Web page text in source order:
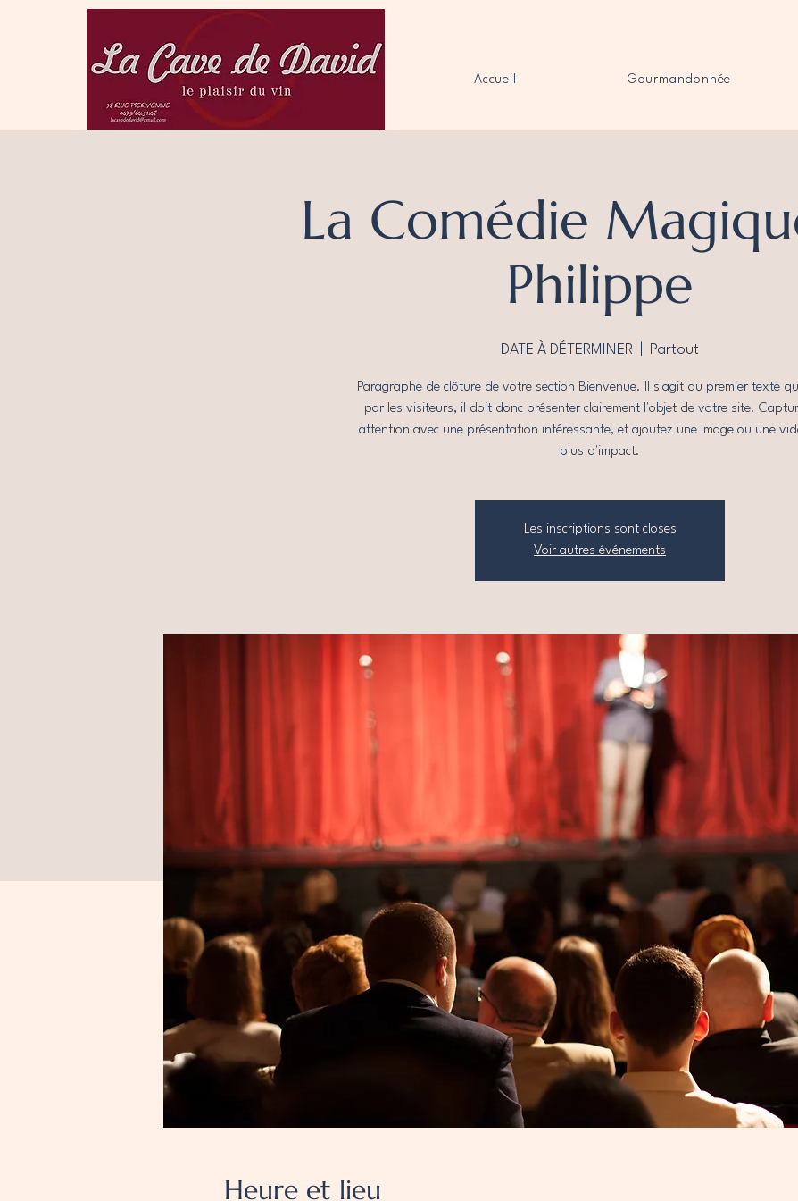
Accueil Gourmandonnée
La Comédie
Philippe
DATE À DÉTERMINER Partout
Paragraphe de clôture de votre section Bienvenue. Il s'agit du premier texte
par les visiteurs, il doit donc présenter clairement l'objet de votre site.
attention avec une présentation intéressante, et ajoutez une image ou une
plus d'impact.
Les inscriptions sont closes
Voir autres événements
Heure et lieu